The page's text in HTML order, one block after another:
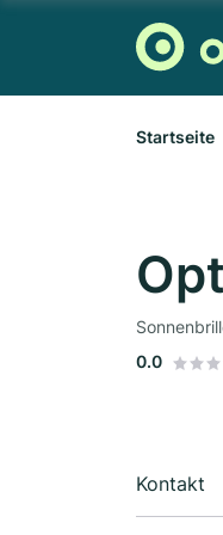
Startseite
0.0
Kontakt